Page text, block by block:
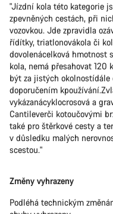
"Jízdní kola této kategorie
zpevněných cestách, při
vozovkou. Jde zpravidla
řídítky, triatlonovákola či
dovolenácelková hmotnost
kola, nemá přesahovat
být za jistých okolnostídále
doporučením
vykázanácyklocrosová a
Cantileverči kotoučovými
také pro štěrkové cesty a
v důsledku malých
scestou."
Změny vyhrazeny
Podléhá technickým